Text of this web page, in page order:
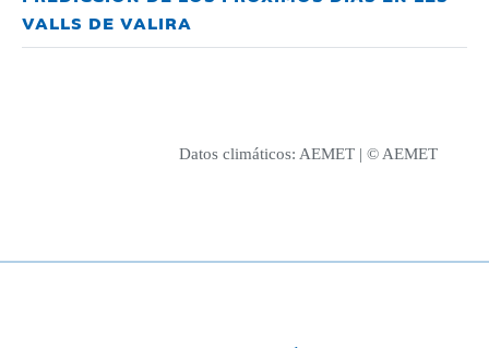
VALLS DE VALIRA
Datos climáticos: AEMET | © AEMET